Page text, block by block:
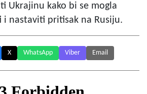
Ukrajinu kako bi se mogla
nastaviti pritisak na Rusiju.
X WhatsApp Viber Email